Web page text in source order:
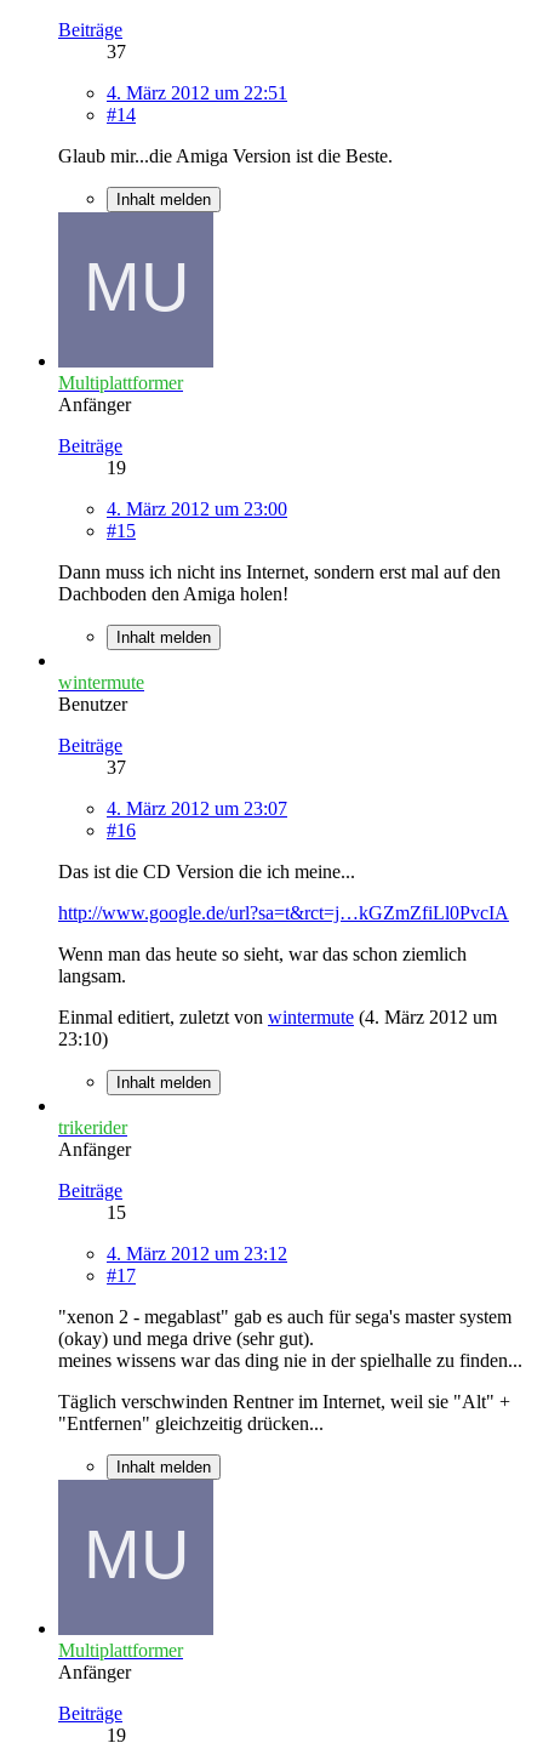
Beiträge
37
4. März 2012 um 22:51
#14
Glaub mir...die Amiga Version ist die Beste.
Inhalt melden
Multiplattformer
Anfänger
Beiträge
19
4. März 2012 um 23:00
#15
Dann muss ich nicht ins Internet, sondern erst mal auf den
Dachboden den Amiga holen!
Inhalt melden
wintermute
Benutzer
Beiträge
37
4. März 2012 um 23:07
#16
Das ist die CD Version die ich meine...
http://www.google.de/url?sa=t&rct=j…kGZmZfiLl0PvcIA
Wenn man das heute so sieht, war das schon ziemlich
langsam.
Einmal editiert, zuletzt von wintermute (4. März 2012 um
23:10)
Inhalt melden
trikerider
Anfänger
Beiträge
15
4. März 2012 um 23:12
#17
"xenon 2 - megablast" gab es auch für sega's master system
(okay) und mega drive (sehr gut).
meines wissens war das ding nie in der spielhalle zu finden...
Täglich verschwinden Rentner im Internet, weil sie "Alt" +
"Entfernen" gleichzeitig drücken...
Inhalt melden
Multiplattformer
Anfänger
Beiträge
19